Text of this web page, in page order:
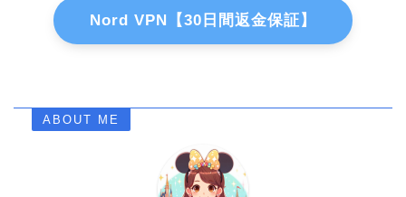
Nord VPN【30日間返金保証】
ABOUT ME